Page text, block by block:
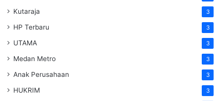
Kutaraja 3
HP Terbaru 3
UTAMA 3
Medan Metro 3
Anak Perusahaan 3
HUKRIM 3